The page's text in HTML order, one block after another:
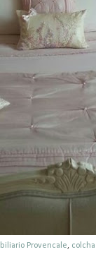
Provencale,